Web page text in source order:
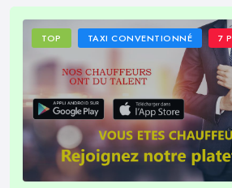
TOP TAXI CONVENTIONNÉ 7